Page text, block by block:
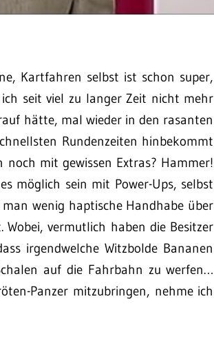
Kartfahren selbst ist schon super,
seit viel zu langer Zeit nicht mehr
hätte, mal wieder in den rasanten
Rundenzeiten hinbekommt
mit gewissen Extras? Hammer!
möglich sein mit Power-Ups, selbst
wenig haptische Handhabe über
Wobei, vermutlich haben die Besitzer
irgendwelche Witzbolde Bananen
auf die Fahrbahn zu werfen…
Panzer mitzubringen, nehme ich